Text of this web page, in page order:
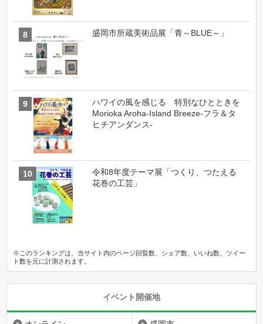
盛岡市所蔵美術品展「青～BLUE～」
ハワイの風を感じる 特別なひとときを
Morioka Aroha-Island Breeze-フラ＆タ
ヒチアンダンス-
令和8年度テーマ展「つくり、つたえる
花巻の工芸」
※このランキングは、当サイト内のページ回覧数、シェア数、いいね数、ツイー
ト数を元に計測されます。
イベント開催地